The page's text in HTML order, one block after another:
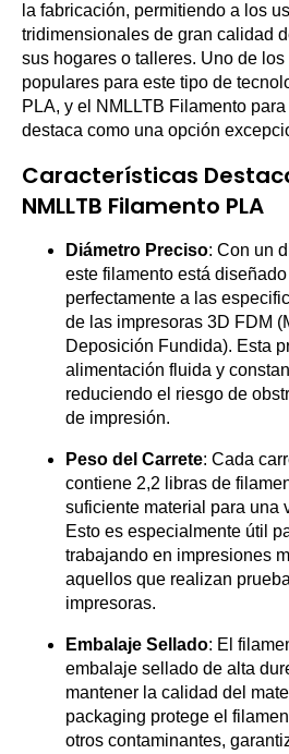
la fabricación, permitiendo a los
tridimensionales de gran calidad
sus hogares o talleres. Uno de
populares para este tipo de
PLA, y el NMLLTB Filamento
destaca como una opción
Características
NMLLTB Filamento PLA
Diámetro Preciso: Con un
este filamento está
perfectamente a las
de las impresoras 3D FDM
Deposición Fundida). Esta
alimentación fluida y
reduciendo el riesgo de
de impresión.
Peso del Carrete: Cada
contiene 2,2 libras de
suficiente material para una
Esto es especialmente útil
trabajando en impresiones
aquellos que realizan
impresoras.
Embalaje Sellado: El
embalaje sellado de alta
mantener la calidad del
packaging protege el
otros contaminantes,